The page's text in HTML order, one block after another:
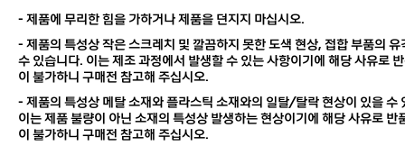
- 제품에 무리한 힘을 가하거나 제품을 던지지 마십시오.
- 제품의 특성상 작은 스크레치 및 깔끔하지 못한 도색 현상, 접합 부품의 유
수 있습니다. 이는 제조 과정에서 발생할 수 있는 사항이기에 해당 사유로
이 불가하니 구매전 참고해 주십시오.
- 제품의 특성상 메탈 소재와 플라스틱 소재와의 일탈/탈락 현상이 있을 수
이는 제품 불량이 아닌 소재의 특성상 발생하는 현상이기에 해당 사유로 반
이 불가하니 구매전 참고해 주십시오.